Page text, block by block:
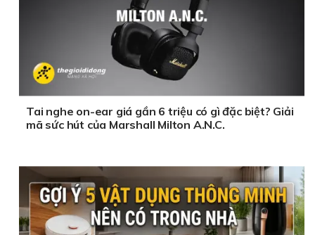
Tai nghe on-ear giá gần 6 triệu có gì đặc biệt? Giải
mã sức hút của Marshall Milton A.N.C.